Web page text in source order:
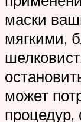
маски
мягкими,
может
процедур,